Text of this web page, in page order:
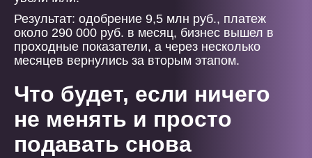
Результат: одобрение 9,5 млн руб., платеж
около 290 000 руб. в месяц, бизнес вышел в
проходные показатели, а через несколько
месяцев вернулись за вторым этапом.
Что будет, если ничего
не менять и просто
подавать снова